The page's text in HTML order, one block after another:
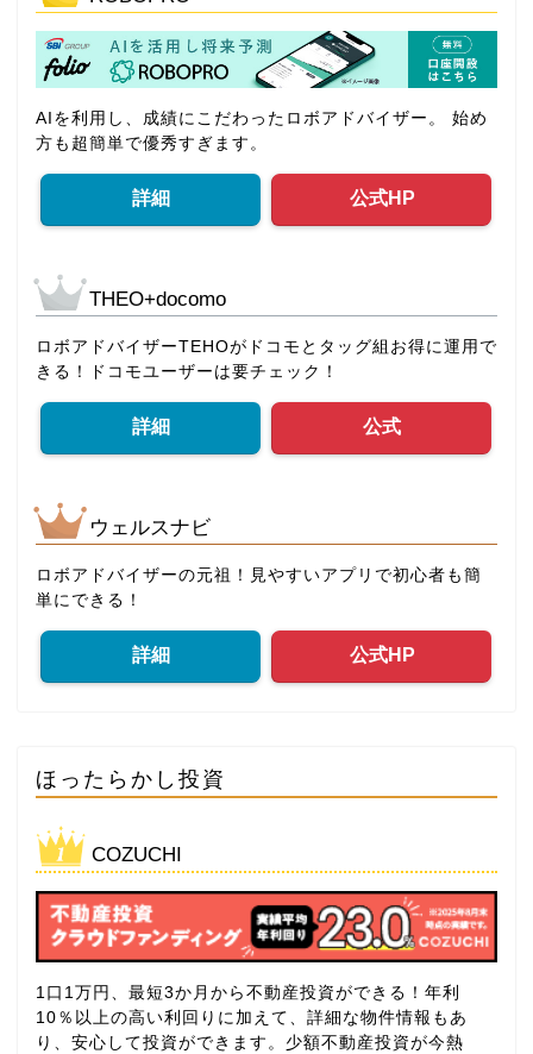
AIを利用し、成績にこだわったロボアドバイザー。 始め
方も超簡単で優秀すぎます。
詳細 公式HP
THEO+docomo
ロボアドバイザーTEHOがドコモとタッグ組お得に運用で
きる！ドコモユーザーは要チェック！
詳細 公式
ウェルスナビ
ロボアドバイザーの元祖！見やすいアプリで初心者も簡
単にできる！
詳細 公式HP
ほったらかし投資
COZUCHI
1口1万円、最短3か月から不動産投資ができる！年利
10％以上の高い利回りに加えて、詳細な物件情報もあ
り、安心して投資ができます。少額不動産投資が今熱